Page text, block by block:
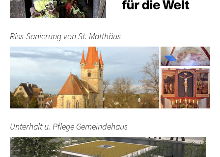
Riss-Sanierung von St. Matthäus
Unterhalt u. Pflege Gemeindehaus